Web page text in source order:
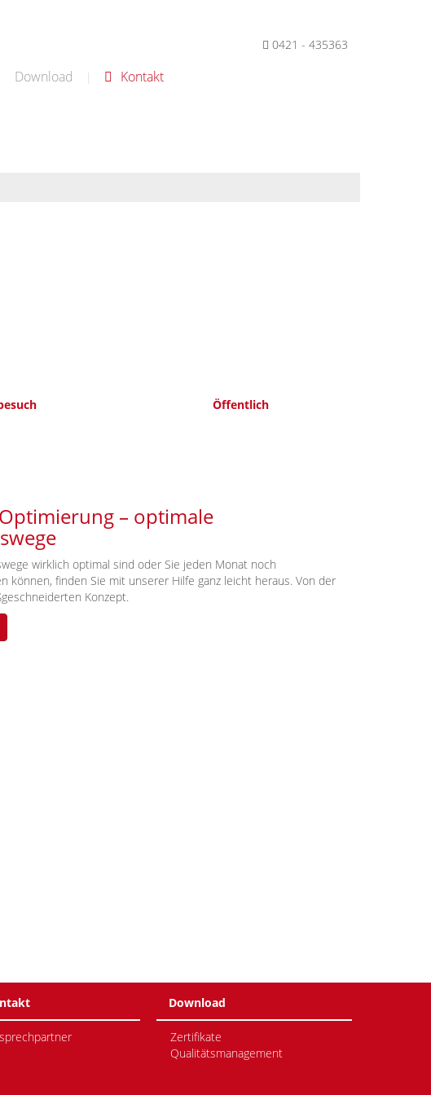
0421 - 435363
Download | Kontakt
Öffentlich
– optimale
wirklich optimal sind oder Sie jeden Monat noch
können, finden Sie mit unserer Hilfe ganz leicht heraus. Von der
Konzept.
Download
Zertifikate
Qualitätsmanagement